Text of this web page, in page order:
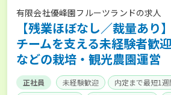
有限会社優峰園フルーツランドの求人
【残業ほぼなし／裁量あり
チームを支える未経験者歓
などの栽培・観光農園運営
正社員 未経験歓迎
内定まで最短1週